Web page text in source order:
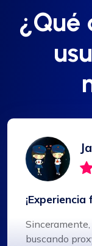
¿Qué
buscando